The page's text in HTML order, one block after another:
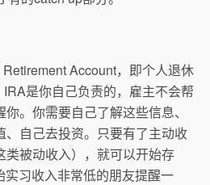
Account，即个人退休
是你自己负责的，雇主不会帮
。你需要自己了解这些信息、
、自己去投资。只要有了主动收
类被动收入），就可以开始存
习收入非常低的朋友提醒一